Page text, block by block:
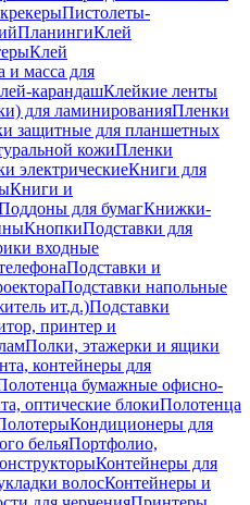
Пистолеты-
ПланингиКлей
Клей
и масса для
карандашКлейкие ленты
для ламинированияПленки
защитные для планшетных
кожиПленки
электрическиеКниги для
Книги и
для бумагКнижки-
КнопкиПодставки для
входные
Подставки и
Подставки напольные
ит.д.)Подставки
принтер и
Полки, этажерки и ящики
контейнеры для
бумажные офисно-
оптические блокиПолотенца
Кондиционеры для
бельяПортфолио,
Контейнеры для
волосКонтейнеры и